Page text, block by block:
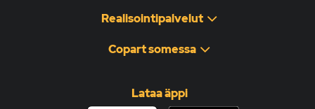
Realisointipalvelut
Copart somessa
Lataa äppi